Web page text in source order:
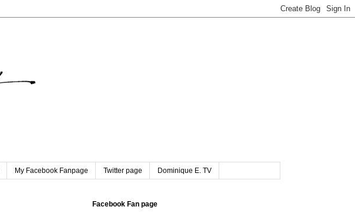
My Facebook Fanpage Twitter page Dominique E. TV
Facebook Fan page